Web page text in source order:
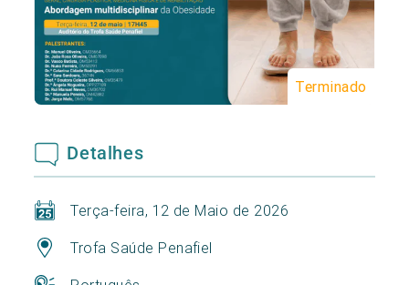
Terminado
Detalhes
Terça-feira, 12 de Maio de 2026
Trofa Saúde Penafiel